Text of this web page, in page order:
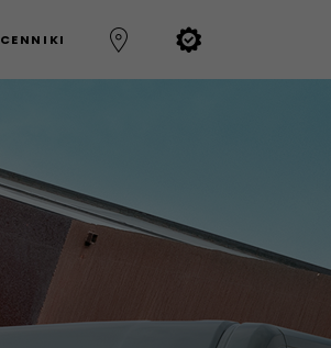
CENNIKI